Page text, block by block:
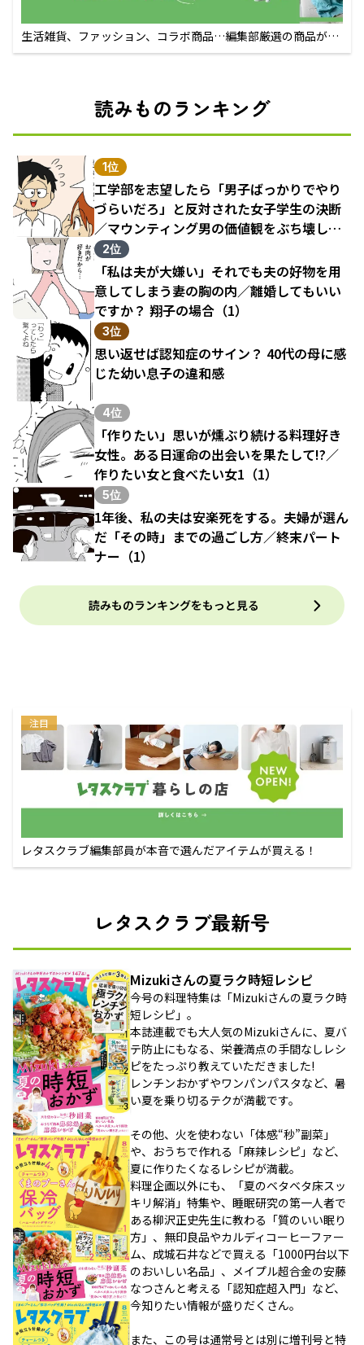
生活雑貨、ファッション、コラボ商品…編集部厳選の商品が買
えるECサイト
読みものランキング
1位
工学部を志望したら「男子ばっかりでやり
づらいだろ」と反対された女子学生の決断
／マウンティング男の価値観をぶち壊した
結果（1）
2位
「私は夫が大嫌い」それでも夫の好物を用
意してしまう妻の胸の内／離婚してもいい
ですか？ 翔子の場合（1）
3位
思い返せば認知症のサイン？ 40代の母に感
じた幼い息子の違和感
4位
「作りたい」思いが燻ぶり続ける料理好き
女性。ある日運命の出会いを果たして!?／
作りたい女と食べたい女1（1）
5位
1年後、私の夫は安楽死をする。夫婦が選ん
だ「その時」までの過ごし方／終末パート
ナー（1）
読みものランキングをもっと見る
注目
レタスクラブ編集部員が本音で選んだアイテムが買える！
レタスクラブ最新号
Mizukiさんの夏ラク時短レシピ
今号の料理特集は「Mizukiさんの夏ラク時
短レシピ」。
本誌連載でも大人気のMizukiさんに、夏バ
テ防止にもなる、栄養満点の手間なしレシ
ピをたっぷり教えていただきました!
レンチンおかずやワンパンパスタなど、暑
い夏を乗り切るテクが満載です。
その他、火を使わない「体感“秒”副菜」
や、おうちで作れる「麻辣レシピ」など、
夏に作りたくなるレシピが満載。
料理企画以外にも、「夏のベタベタ床スッ
キリ解消」特集や、睡眠研究の第一人者で
ある柳沢正史先生に教わる「質のいい眠り
方」、無印良品やカルディコーヒーファー
ム、成城石井などで買える「1000円台以下
のおいしい名品」、メイプル超合金の安藤
なつさんと考える「認知症超入門」など、
今知りたい情報が盛りだくさん。
また、この号は通常号とは別に増刊号と特